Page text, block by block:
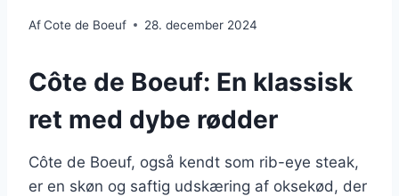
AfCote de Boeuf 28. december 2024
Côte de Boeuf: En klassisk
ret med dybe rødder
Côte de Boeuf, også kendt som rib-eye steak,
er en skøn og saftig udskæring af oksekød, der